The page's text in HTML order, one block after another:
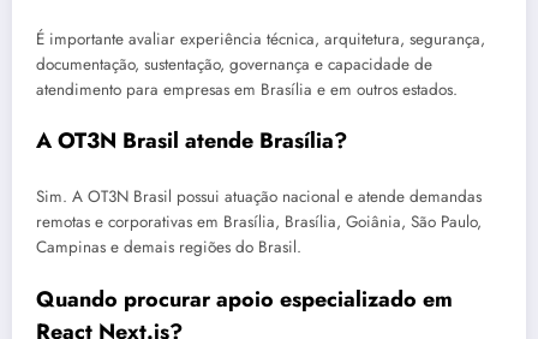
É importante avaliar experiência técnica, arquitetura, segurança,
documentação, sustentação, governança e capacidade de
atendimento para empresas em Brasília e em outros estados.
A OT3N Brasil atende Brasília?
Sim. A OT3N Brasil possui atuação nacional e atende demandas
remotas e corporativas em Brasília, Brasília, Goiânia, São Paulo,
Campinas e demais regiões do Brasil.
Quando procurar apoio especializado em
React Next.js?